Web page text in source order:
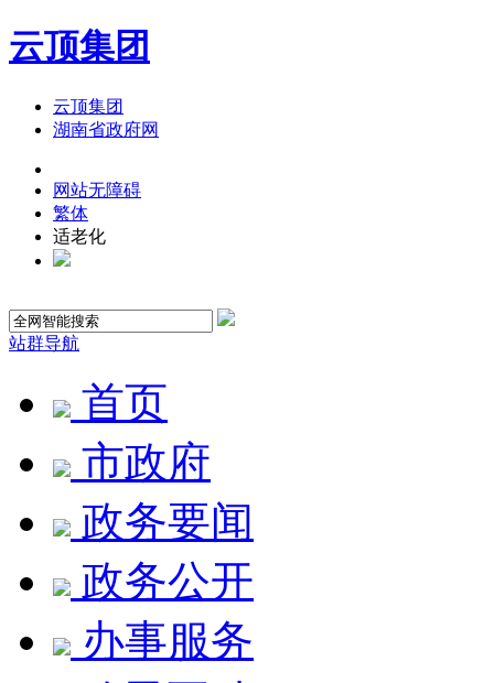
云顶集团
云顶集团
湖南省政府网
网站无障碍
繁体
适老化
站群导航
首页
市政府
政务要闻
政务公开
办事服务